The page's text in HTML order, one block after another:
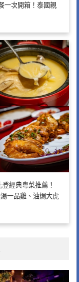
一次開箱！泰國親
經典粵菜推薦！
一品雞、油焗大虎